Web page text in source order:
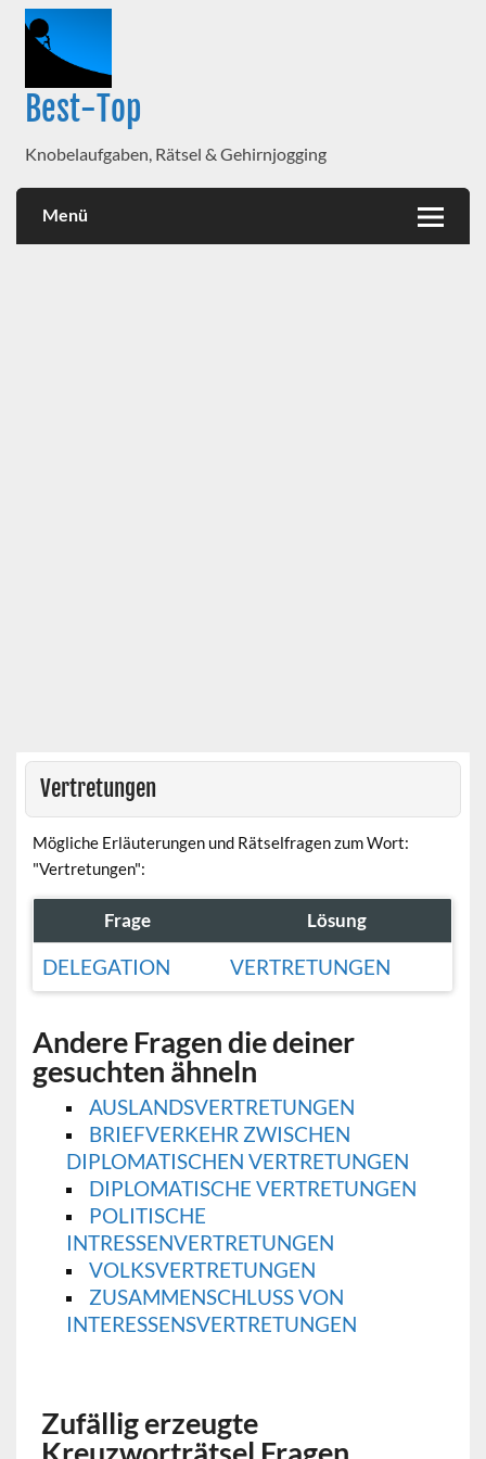
Best-Top
Knobelaufgaben, Rätsel & Gehirnjogging
Menü
Vertretungen
Mögliche Erläuterungen und Rätselfragen zum Wort:
"Vertretungen":
Frage Lösung
DELEGATION VERTRETUNGEN
Andere Fragen die deiner
gesuchten ähneln
AUSLANDSVERTRETUNGEN
BRIEFVERKEHR ZWISCHEN
DIPLOMATISCHEN VERTRETUNGEN
DIPLOMATISCHE VERTRETUNGEN
POLITISCHE
INTRESSENVERTRETUNGEN
VOLKSVERTRETUNGEN
ZUSAMMENSCHLUSS VON
INTERESSENSVERTRETUNGEN
Zufällig erzeugte
Kreuzworträtsel Fragen